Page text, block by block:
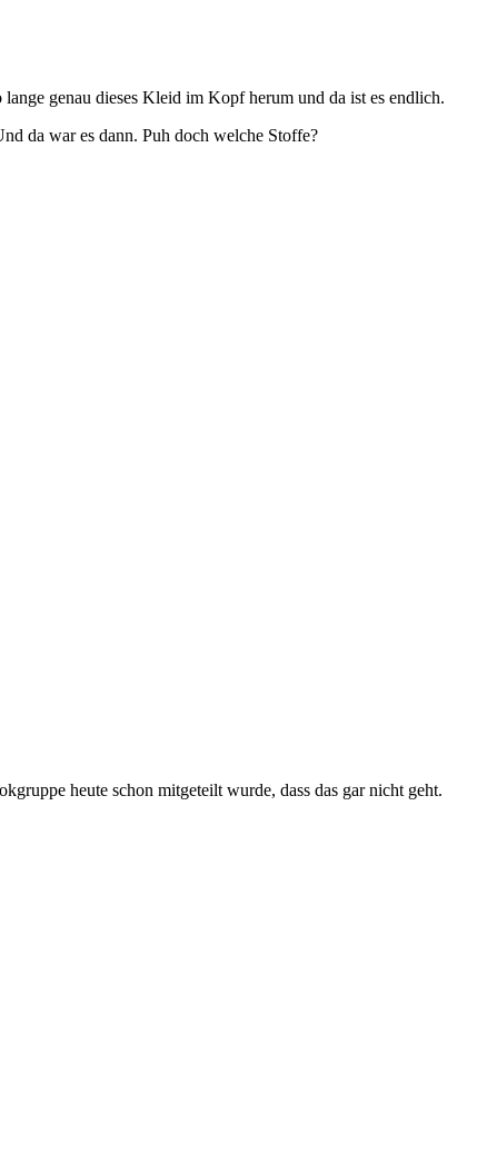
genau dieses Kleid im Kopf herum und da ist es endlich.
da war es dann. Puh doch welche Stoffe?
heute schon mitgeteilt wurde, dass das gar nicht geht.